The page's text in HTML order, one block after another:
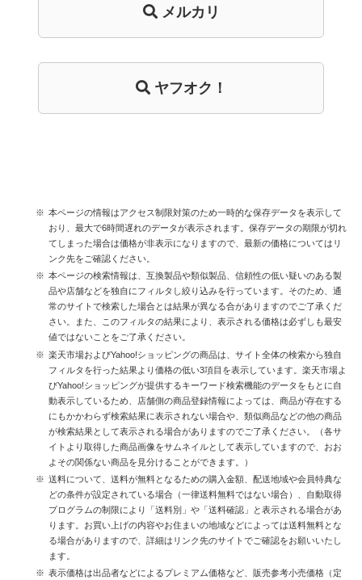
メルカリ
ヤフオク！
本ページの情報はアクセス制限対策のため一時的な保存データを表示して
おり、最大で6時間遅れのデータが表示されます。保存データの期限が切れ
てしまった場合は価格が非表示になりますので、最新の価格についてはリ
ンク先をご確認ください。
本ページの検索情報は、互換製品や類似製品、信頼性の低い疑いのある製
品や店舗などを独自にフィルタし絞り込みを行っています。そのため、通
常のサイトで検索した場合とは結果が異なる合がありますのでご了承くだ
さい。また、このフィルタの結果により、表示される価格は必ずしも最安
値ではないことをご了承ください。
楽天市場およびYahoo!ショッピングの商品は、サイト全体の検索から独自
フィルタを行った結果より価格の低い3項目を表示しています。楽天市場よ
びYahoo!ショッピングが提供するキーワード検索機能のデータをもとに自
動表示しているため、店舗側の商品登録情報によっては、商品が存在する
にもかかわらず検索結果に表示されない場合や、類似商品などの他の商品
が検索結果として表示される場合がありますのでご了承ください。（各サ
イトより取得した商品画像をサムネイルとして表示していますので、おお
よその関係ない商品を見分けることができます。）
送料について、送料が無料となるための購入金額、配送地域や会員特典な
どの条件が設定されている場合（一律送料無料ではない場合）、自動取得
プログラムの制限により「送料別」や「送料確認」と表示される場合があ
ります。お買い上げの内容やお住まいの地域などによっては送料無料とな
る場合がありますので、詳細はリンク先のサイトでご確認をお願いいたし
ます。
表示価格は出品者などによるプレミアム価格など、販売参考小売価格（定